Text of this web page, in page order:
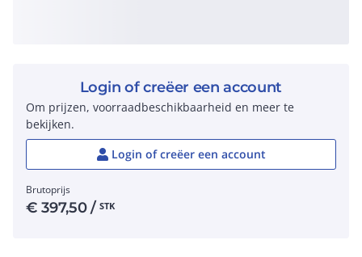
Login of creëer een account
Om prijzen, voorraadbeschikbaarheid en meer te
bekijken.
Login of creëer een account
Brutoprijs
€397,50/ STK